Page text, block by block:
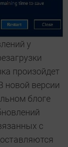
у
произойдет
новой версии
блоге
с